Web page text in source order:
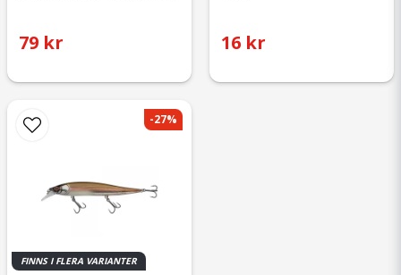
79 kr 16 kr
FINNS I FLERA VARIANTER
-27%